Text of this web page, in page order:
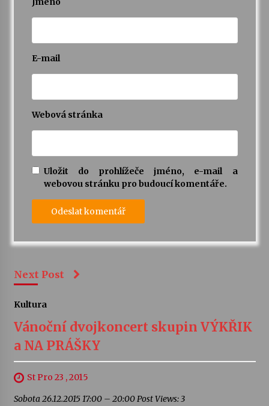
E-mail
Webová stránka
Uložit do prohlížeče jméno, e-mail a
webovou stránku pro budoucí komentáře.
Next Post
Kultura
Vánoční dvojkoncert skupin VÝKŘIK
a NA PRÁŠKY
St Pro 23 , 2015
Sobota 26.12.2015 17:00 – 20:00 Post Views: 3